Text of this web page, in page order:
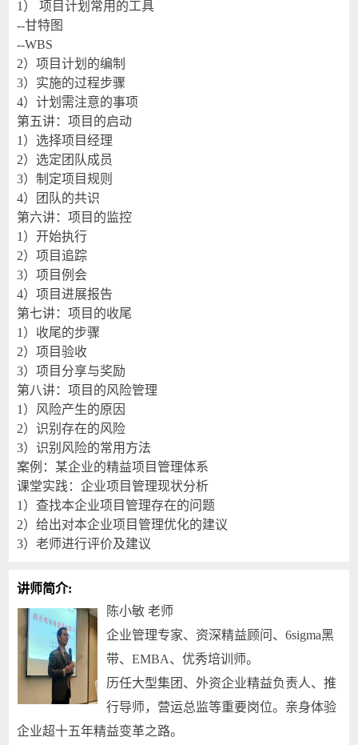
1）
项目计划常用的工具
--甘特图
--WBS
2）项目计划的编制
3）实施的过程步骤
4）计划需注意的事项
第五讲：项目的启动
1 ）选择项目经理
2）选定团队成员
3）制定项目规则
4）团队的共识
第六讲：项目的监控
1 ）开始执行
2）项目追踪
3）项目例会
4）项目进展报告
第七讲：项目的收尾
1 ）收尾的步骤
2）项目验收
3）项目分享与奖励
第八讲：项目的风险管理
1 ）风险产生的原因
2）识别存在的风险
3）识别风险的常用方法
案例：某企业的精益项目管理体系
课堂实践：企业项目管理现状分析
1 ）查找本企业项目管理存在的问题
2）给出对本企业项目管理优化的建议
3）老师进行评价及建议
讲师简介:
陈小敏 老师
企业管理专家、资深精益顾问、6sigma黑
带、EMBA、优秀培训师。
历任大型集团、外资企业精益负责人、推
行导师，营运总监等重要岗位。亲身体验
企业超十五年精益变革之路。